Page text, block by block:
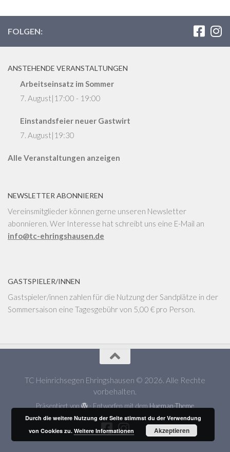
FOLGEN:
ANSTEHENDE VERANSTALTUNGEN
Arbeitseinsatz im Sommer
7. August|17:00 - 19:00
Einstandsfeier neuer Gastwirt
7. August|19:30
Alle Veranstaltungen anzeigen
NEWSLETTER ABONNIEREN
Vereinsmitglieder können gerne unseren Newsletter
abonnieren. Wer Interesse hat schreibt uns eine E-Mail an
info@tc-ehringshausen.de
GASTSPIELER/INNEN
Gastspieler/innen zahlen für die Nutzung der Sandplätze in der
Sommersaison eine Tagesgebühr von 5,00 € pro Person.
TC Heinrichsegen Ehringshausen © 2026. Alle Rechte
vorbehalten.
Präsentiert von - Entworfen mit demHueman-Theme
Durch die weitere Nutzung der Seite stimmst du der Verwendung
von Cookies zu.Weitere Informationen Akzeptieren